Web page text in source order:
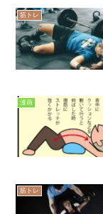
筋トレ
漫画
筋トレ